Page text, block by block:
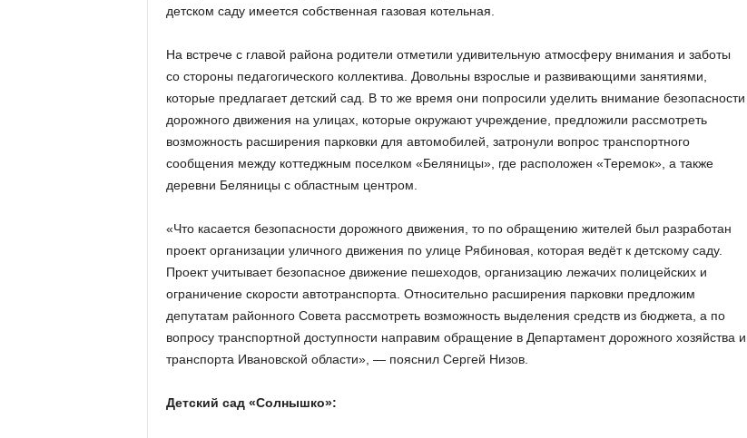
детском саду имеется собственная газовая котельная.
На встрече с главой района родители отметили удивительную атмосферу внимания и заботы
со стороны педагогического коллектива. Довольны взрослые и развивающими занятиями,
которые предлагает детский сад. В то же время они попросили уделить внимание безопасности
дорожного движения на улицах, которые окружают учреждение, предложили рассмотреть
возможность расширения парковки для автомобилей, затронули вопрос транспортного
сообщения между коттеджным поселком «Беляницы», где расположен «Теремок», а также
деревни Беляницы с областным центром.
«Что касается безопасности дорожного движения, то по обращению жителей был разработан
проект организации уличного движения по улице Рябиновая, которая ведёт к детскому саду.
Проект учитывает безопасное движение пешеходов, организацию лежачих полицейских и
ограничение скорости автотранспорта. Относительно расширения парковки предложим
депутатам районного Совета рассмотреть возможность выделения средств из бюджета, а по
вопросу транспортной доступности направим обращение в Департамент дорожного хозяйства и
транспорта Ивановской области», — пояснил Сергей Низов.
Детский сад «Солнышко»: